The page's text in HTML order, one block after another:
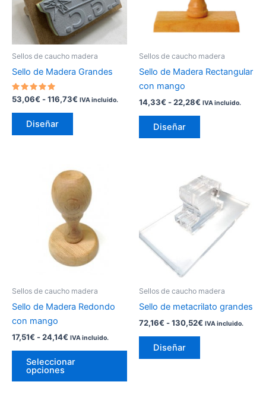
Sellos de caucho madera
Sello de Madera Grandes
Valorado
con
5.00
de 5
53,06€ -116,73€ IVA incluido.
Diseñar
Las
opciones
se
en
producto
Sellos de caucho madera
Sello de Madera Rectangular
con mango
14,33€ -22,28€ IVA incluido.
Diseñar
Las
opciones
se
en
página
Sellos de caucho madera
Sello de Madera Redondo
con mango
17,51€ -24,14€
Rango
de
precios:
desde
17,51€
hasta
24,14€
IVA incluido.
Seleccionar
opciones
variantes.
Las
opciones
Sellos de caucho madera
Sello de metacrilato grandes
72,16€ -130,52€
de
precios:
desde
72,16€
hasta
130,52€
IVA incluido.
Diseñar
producto
tiene
múltiples
variantes.
Las
opciones
en
la